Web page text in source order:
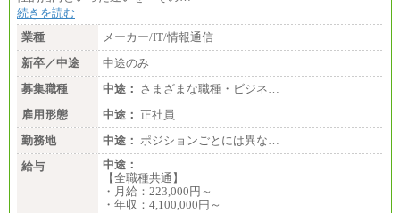
続きを読む
業種
メーカー/IT/情報通信
新卒／中途
中途のみ
募集職種
中途： さまざまな職種・ビジネ…
雇用形態
中途： 正社員
勤務地
中途： ポジションごとには異な…
給与
中途：
【全職種共通】
・月給：223,000円～
・年収：4,100,000円～